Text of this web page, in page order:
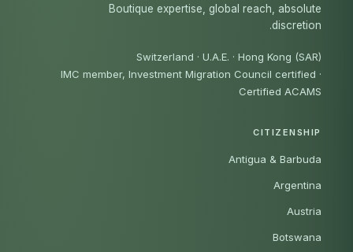
Boutique expertise, global reach, absolute
discretion.
Switzerland · U.A.E. · Hong Kong (SAR)
IMC member, Investment Migration Council certified ·
Certified ACAMS
CITIZENSHIP
Antigua & Barbuda
Argentina
Austria
Botswana